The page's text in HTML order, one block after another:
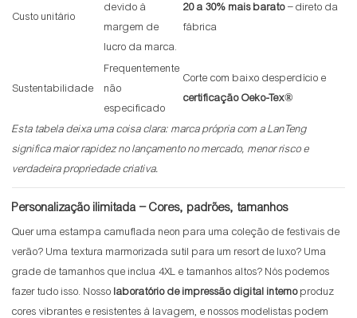
Custo unitário
devido à
margem de
lucro da marca.
20 a 30% mais barato– direto da
fábrica
Sustentabilidade
Frequentemente
não
especificado
Corte com baixo desperdício e
certificação Oeko-Tex®
Esta tabela deixa uma coisa clara: marca própria com a LanTeng
significa maior rapidez no lançamento no mercado, menor risco e
verdadeira propriedade criativa.
Personalização ilimitada – Cores, padrões, tamanhos
Quer uma estampa camuflada neon para uma coleção de festivais de
verão? Uma textura marmorizada sutil para um resort de luxo? Uma
grade de tamanhos que inclua 4XL e tamanhos altos? Nós podemos
fazer tudo isso. Nosso laboratório de impressão digital internoproduz
cores vibrantes e resistentes à lavagem, e nossos modelistas podem